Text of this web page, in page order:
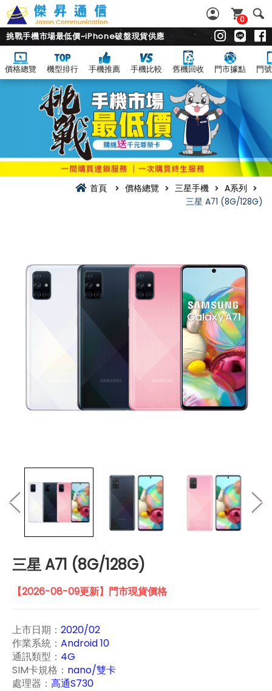
0
挑戰手機市場最低價~iPhone破盤現貨供應
價格總覽 機型排行 手機推薦 手機比較 舊機回收 門市據點 門
首頁 價格總覽 三星手機
A系列
三星 A71 (8G/128G)
三星 A71 (8G/128G)
【2026-08-09更新】門市現貨價格
上市日期： 2020/02
作業系統： Android 10
通訊類型： 4G
SIM卡規格： nano/雙卡
處理器： 高通S730